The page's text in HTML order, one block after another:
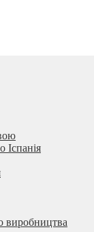
виробництва